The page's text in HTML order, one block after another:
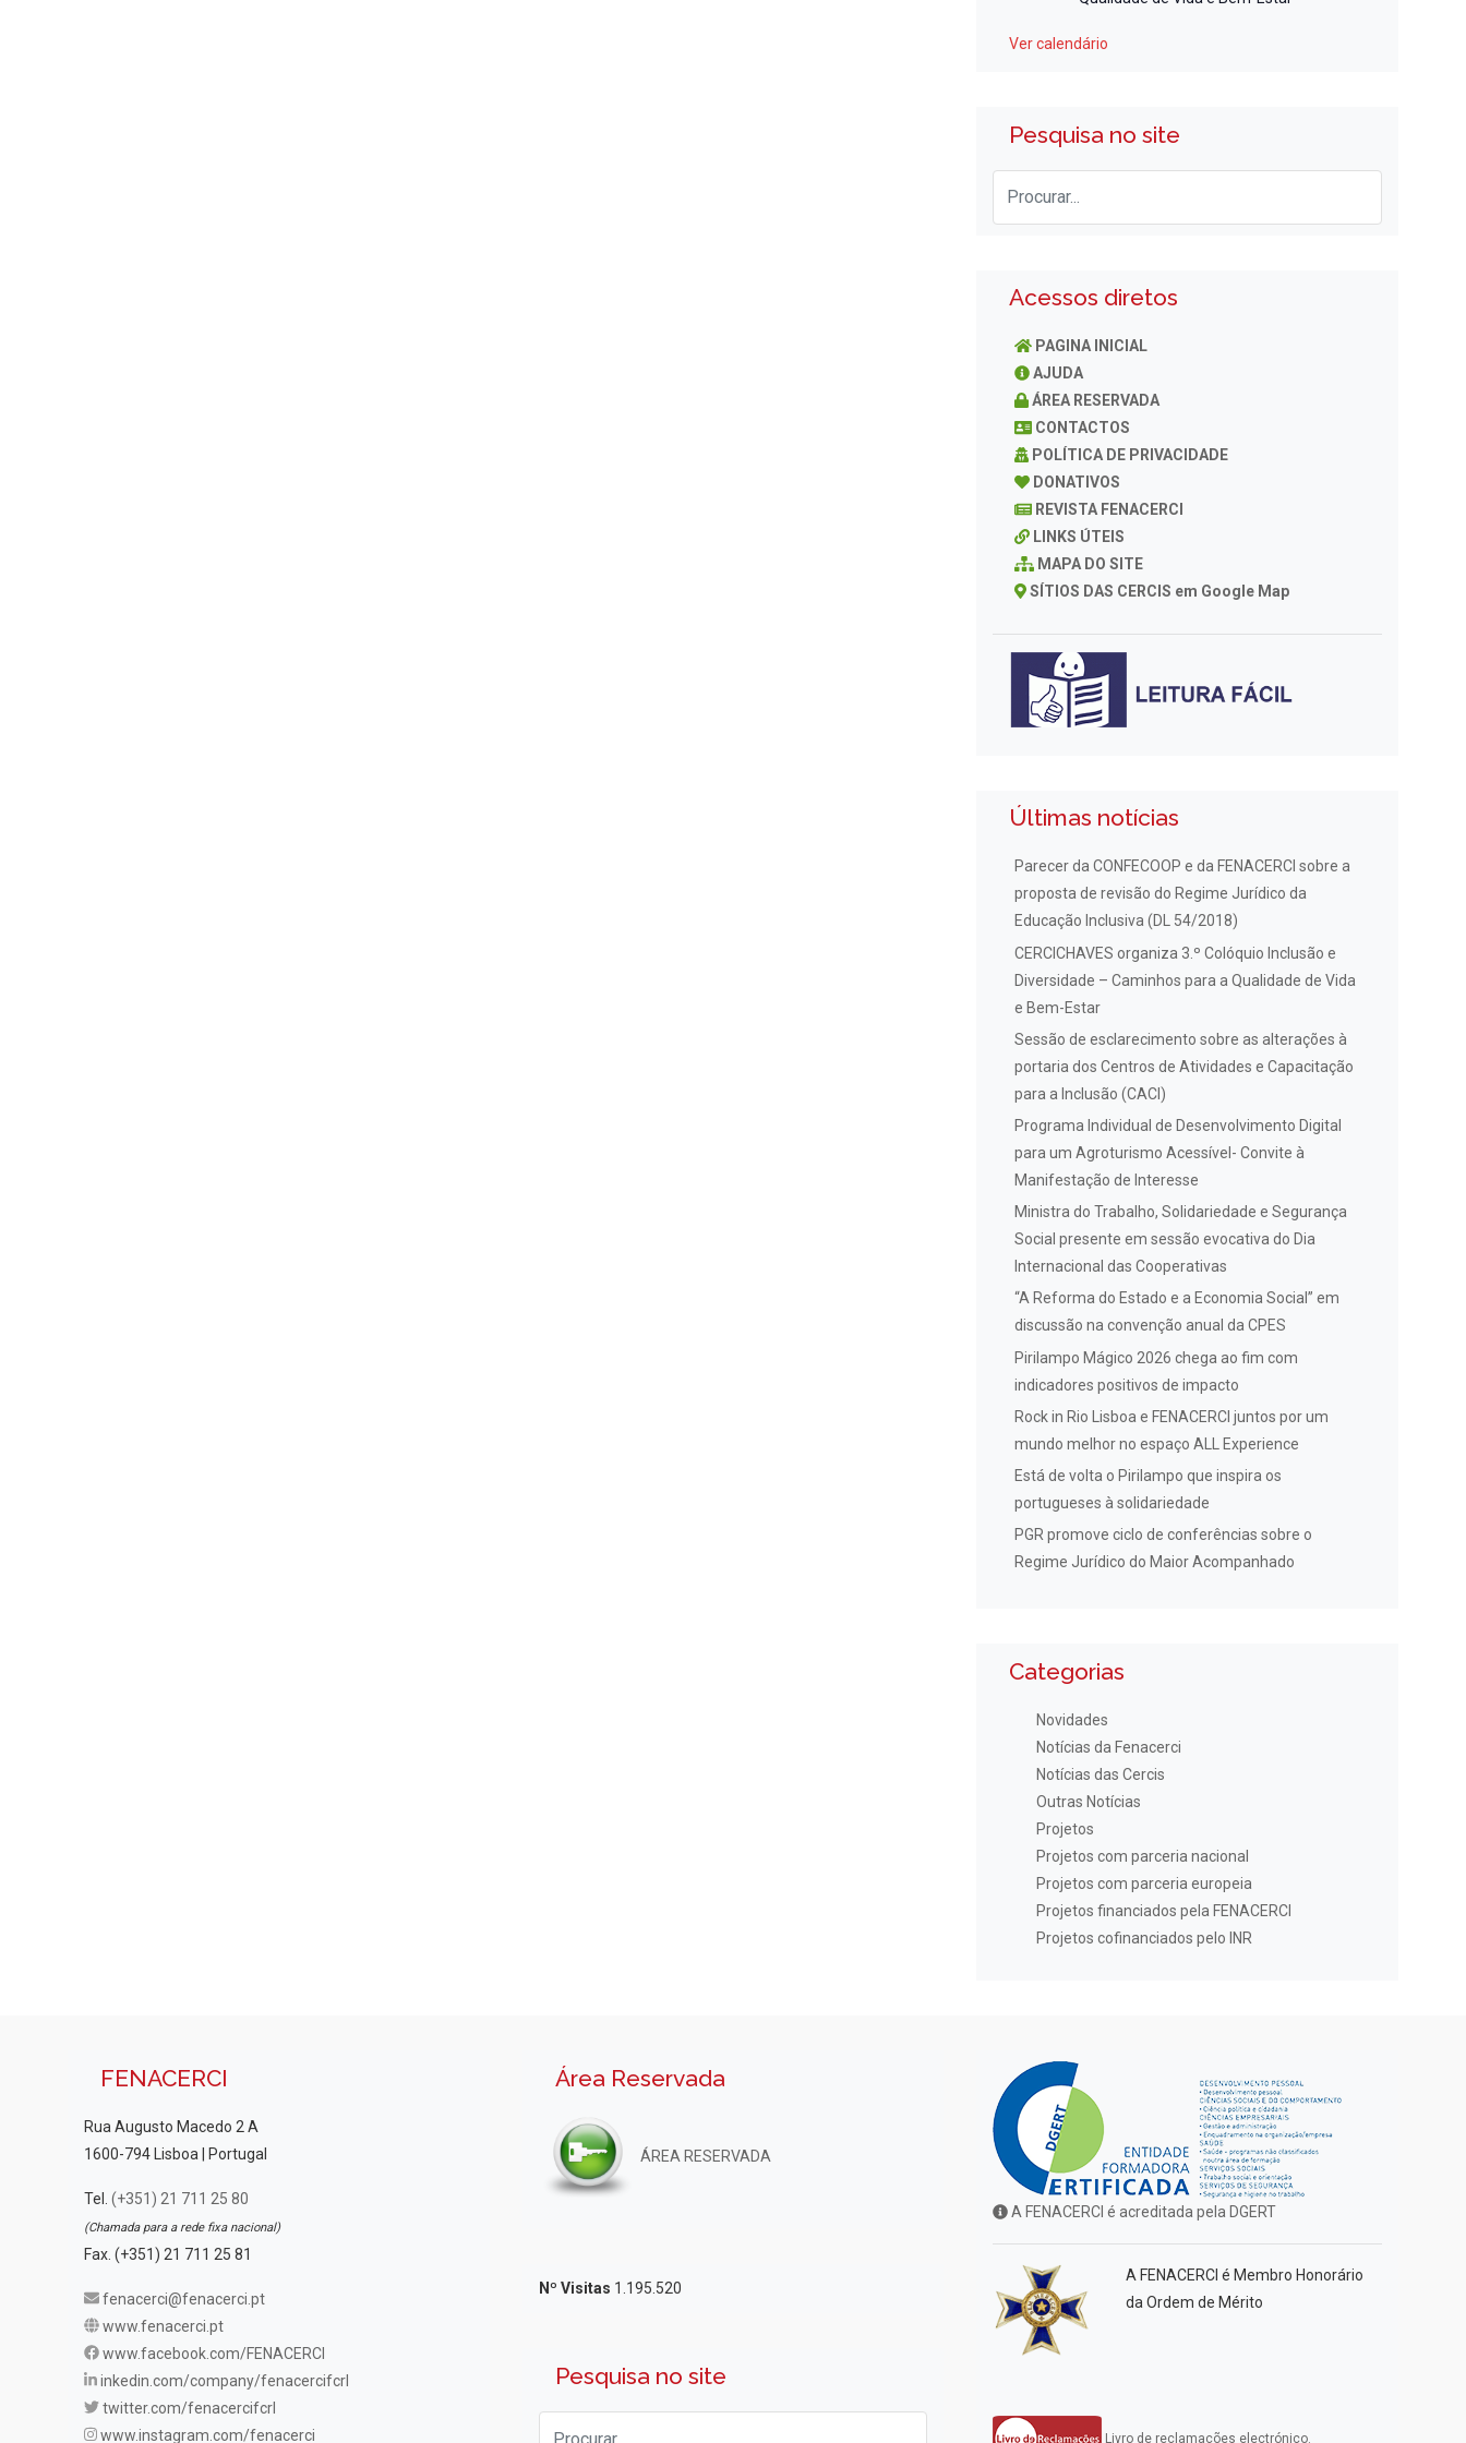
Ver calendário
Pesquisa no site
Acessos diretos
PAGINA INICIAL
AJUDA
ÁREA RESERVADA
CONTACTOS
POLÍTICA DE PRIVACIDADE
DONATIVOS
REVISTA FENACERCI
LINKS ÚTEIS
MAPA DO SITE
SÍTIOS DAS CERCIS em Google Map
Últimas notícias
Parecer da CONFECOOP e da FENACERCI sobre a
proposta de revisão do Regime Jurídico da
Educação Inclusiva (DL 54/2018)
CERCICHAVES organiza 3.º Colóquio Inclusão e
Diversidade – Caminhos para a Qualidade de Vida
e Bem-Estar
Sessão de esclarecimento sobre as alterações à
portaria dos Centros de Atividades e Capacitação
para a Inclusão (CACI)
Programa Individual de Desenvolvimento Digital
para um Agroturismo Acessível- Convite à
Manifestação de Interesse
Ministra do Trabalho, Solidariedade e Segurança
Social presente em sessão evocativa do Dia
Internacional das Cooperativas
“A Reforma do Estado e a Economia Social” em
discussão na convenção anual da CPES
Pirilampo Mágico 2026 chega ao fim com
indicadores positivos de impacto
Rock in Rio Lisboa e FENACERCI juntos por um
mundo melhor no espaço ALL Experience
Está de volta o Pirilampo que inspira os
portugueses à solidariedade
PGR promove ciclo de conferências sobre o
Regime Jurídico do Maior Acompanhado
Categorias
Novidades
Notícias da Fenacerci
Notícias das Cercis
Outras Notícias
Projetos
Projetos com parceria nacional
Projetos com parceria europeia
Projetos financiados pela FENACERCI
Projetos cofinanciados pelo INR
FENACERCI
Rua Augusto Macedo 2 A
1600-794 Lisboa | Portugal
Tel. (+351) 21 711 25 80
(Chamada para a rede fixa nacional)
Fax. (+351) 21 711 25 81
fenacerci@fenacerci.pt
www.fenacerci.pt
www.facebook.com/FENACERCI
inkedin.com/company/fenacercifcrl
twitter.com/fenacercifcrl
www.instagram.com/fenacerci
Área Reservada
ÁREA RESERVADA
Nº Visitas 1.195.520
Pesquisa no site
A FENACERCI é acreditada pela DGERT
A FENACERCI é Membro Honorário
da Ordem de Mérito
Livro de reclamações electrónico.